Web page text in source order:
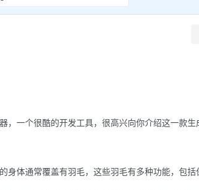
，一个很酷的开发工具，很高兴向你介绍这一款生
身体通常覆盖有羽毛，这些羽毛有多种功能，包括